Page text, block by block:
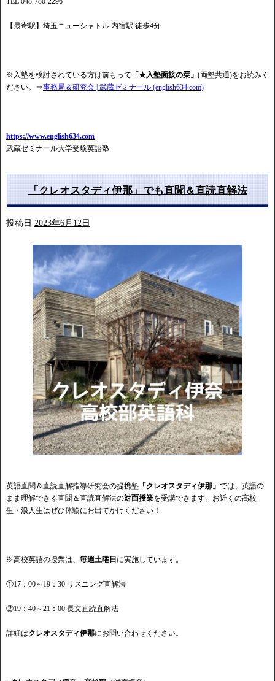
【最寄駅】埼玉ニューシャトル 内宿駅 徒歩4分
※入塾を検討されている方は前もって 「★入塾面接の栞」 (両塾共通)をお読みく
ださい。⇒事務局＆研究会 | 武蔵ゼミナール (english634.com)
https://www.english634.com
武蔵ゼミナール大学受験英語塾
「クレオスタディ伊那」でも直聞＆直読直解法
投稿日 2023年6月12日
英語直聞＆直読直解指導研究会の提携塾 「クレオスタディ伊那」 では、英語の
まま理解できる直聞＆直読直解法の対面授業を受講できます。お近くの高校
生・浪人生はぜひ体験にお出でかけください！
※高校英語の授業は、 毎週土曜日に実施しています。
①17：00～19：30 リスニング直解法
②19：40～21：00 長文直読直解法
詳細はクレオスタディ伊那にお問い合わせください。